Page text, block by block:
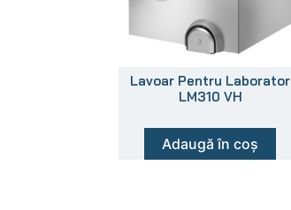
Lavoar Pentru Laborator
LM310 VH
Adaugă în coș